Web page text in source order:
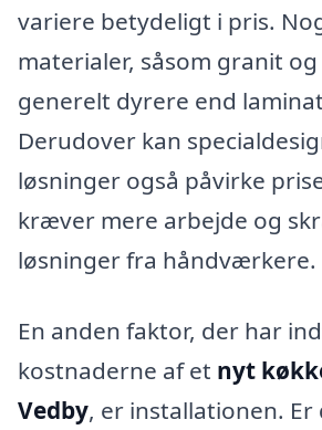
variere betydeligt i pris.
materialer, såsom granit
generelt dyrere end
Derudover kan
løsninger også påvirke
kræver mere arbejde og
løsninger fra håndværkere.
En anden faktor, der har
kostnaderne af et nyt
Vedby, er installationen. Er